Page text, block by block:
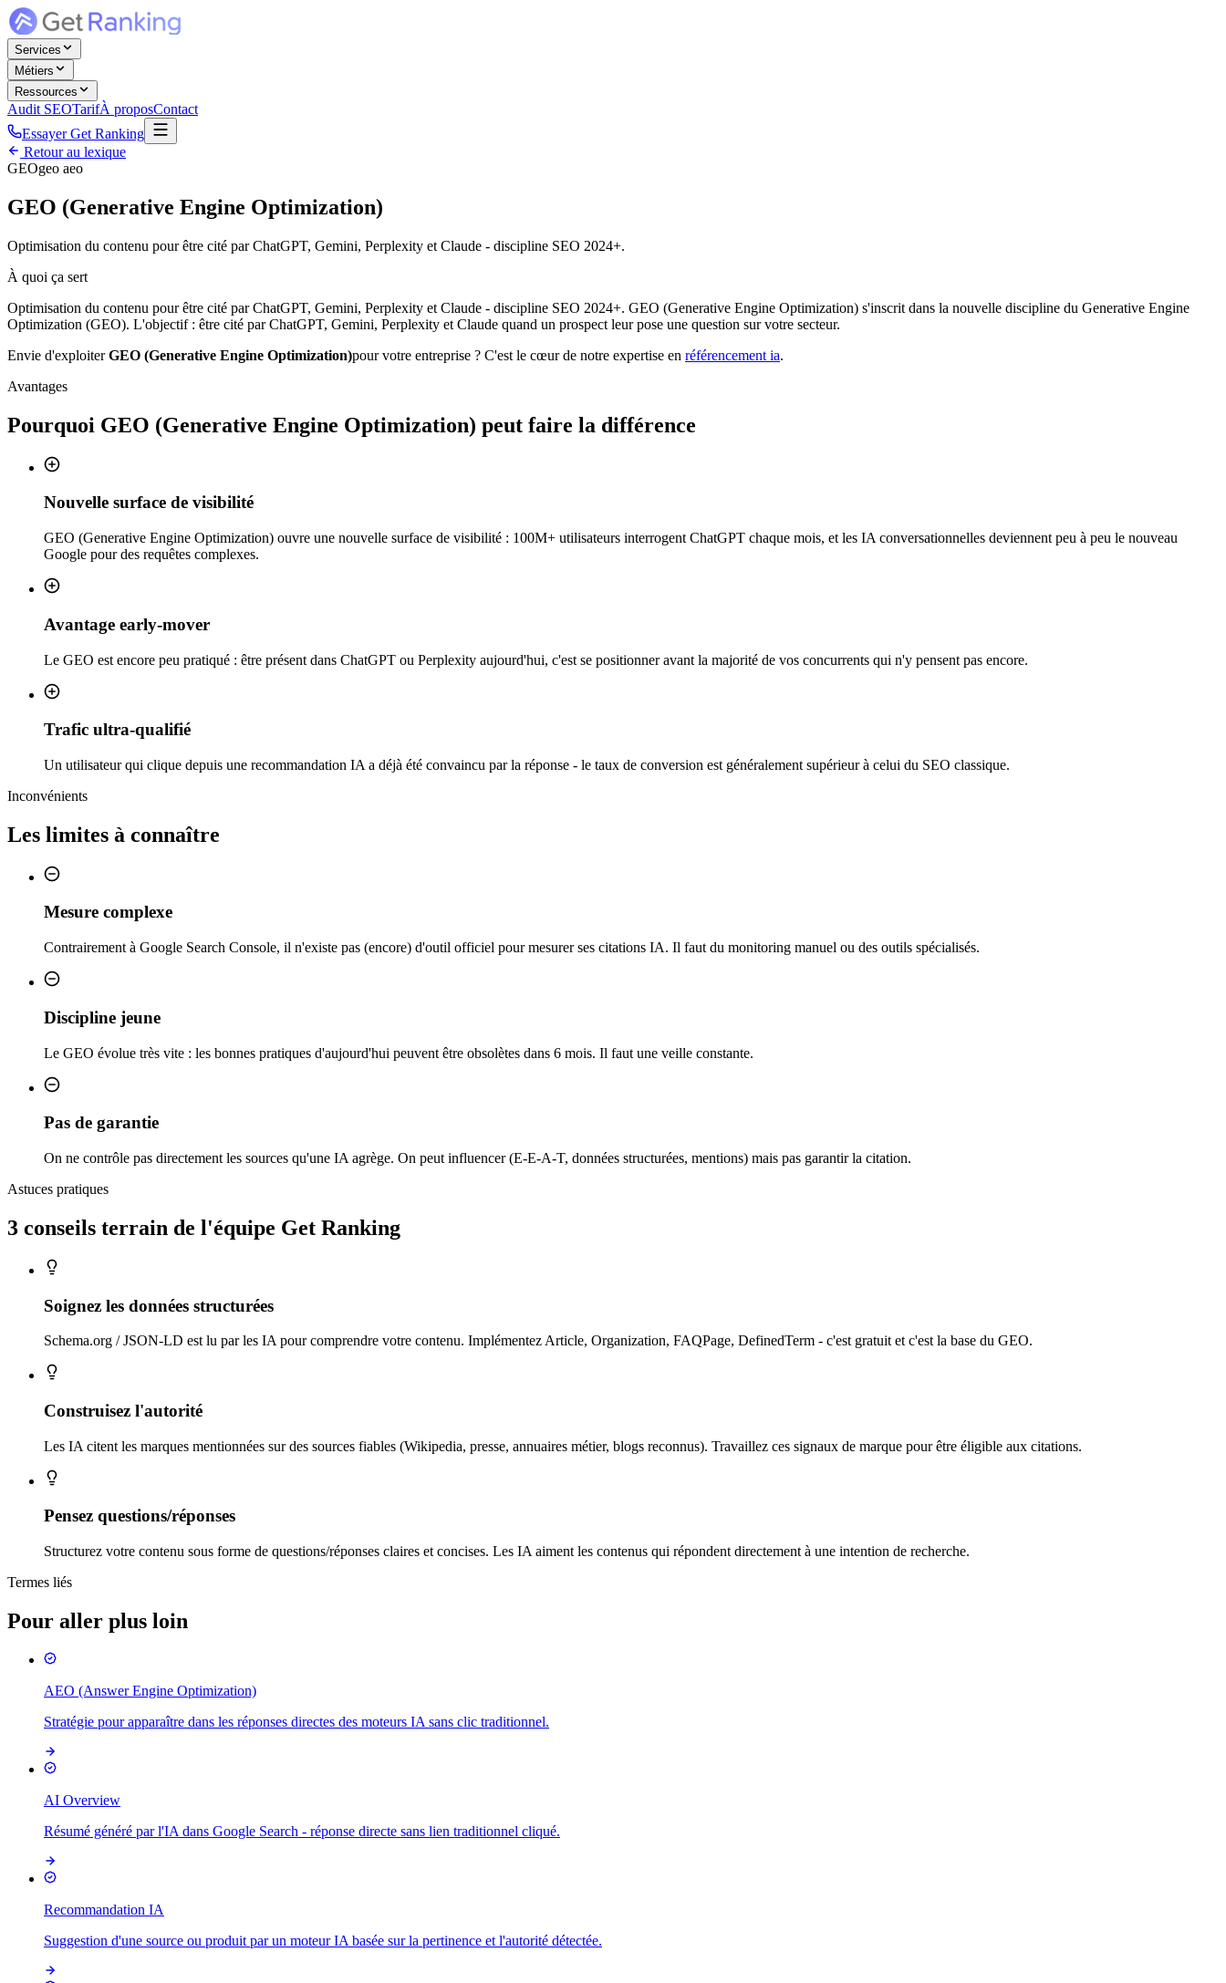
Services
Métiers
Ressources
Audit SEOTarifÀ proposContact
Essayer Get Ranking
Retour au lexique
GEOgeo aeo
GEO (Generative Engine Optimization)
Optimisation du contenu pour être cité par ChatGPT, Gemini, Perplexity et Claude - discipline SEO 2024+.
À quoi ça sert
Optimisation du contenu pour être cité par ChatGPT, Gemini, Perplexity et Claude - discipline SEO 2024+. GEO (Generative Engine Optimization) s'inscrit dans la nouvelle discipline du Generative Engine
Optimization (GEO). L'objectif : être cité par ChatGPT, Gemini, Perplexity et Claude quand un prospect leur pose une question sur votre secteur.
Envie d'exploiterGEO (Generative Engine Optimization)pour votre entreprise ? C'est le cœur de notre expertise en référencement ia.
Avantages
Pourquoi GEO (Generative Engine Optimization) peut faire la différence
Nouvelle surface de visibilité
GEO (Generative Engine Optimization) ouvre une nouvelle surface de visibilité : 100M+ utilisateurs interrogent ChatGPT chaque mois, et les IA conversationnelles deviennent peu à peu le nouveau
Google pour des requêtes complexes.
Avantage early-mover
Le GEO est encore peu pratiqué : être présent dans ChatGPT ou Perplexity aujourd'hui, c'est se positionner avant la majorité de vos concurrents qui n'y pensent pas encore.
Trafic ultra-qualifié
Un utilisateur qui clique depuis une recommandation IA a déjà été convaincu par la réponse - le taux de conversion est généralement supérieur à celui du SEO classique.
Inconvénients
Les limites à connaître
Mesure complexe
Contrairement à Google Search Console, il n'existe pas (encore) d'outil officiel pour mesurer ses citations IA. Il faut du monitoring manuel ou des outils spécialisés.
Discipline jeune
Le GEO évolue très vite : les bonnes pratiques d'aujourd'hui peuvent être obsolètes dans 6 mois. Il faut une veille constante.
Pas de garantie
On ne contrôle pas directement les sources qu'une IA agrège. On peut influencer (E-E-A-T, données structurées, mentions) mais pas garantir la citation.
Astuces pratiques
3 conseils terrain de l'équipe Get Ranking
Soignez les données structurées
Schema.org / JSON-LD est lu par les IA pour comprendre votre contenu. Implémentez Article, Organization, FAQPage, DefinedTerm - c'est gratuit et c'est la base du GEO.
Construisez l'autorité
Les IA citent les marques mentionnées sur des sources fiables (Wikipedia, presse, annuaires métier, blogs reconnus). Travaillez ces signaux de marque pour être éligible aux citations.
Pensez questions/réponses
Structurez votre contenu sous forme de questions/réponses claires et concises. Les IA aiment les contenus qui répondent directement à une intention de recherche.
Termes liés
Pour aller plus loin
AEO (Answer Engine Optimization)
Stratégie pour apparaître dans les réponses directes des moteurs IA sans clic traditionnel.
AI Overview
Résumé généré par l'IA dans Google Search - réponse directe sans lien traditionnel cliqué.
Recommandation IA
Suggestion d'une source ou produit par un moteur IA basée sur la pertinence et l'autorité détectée.